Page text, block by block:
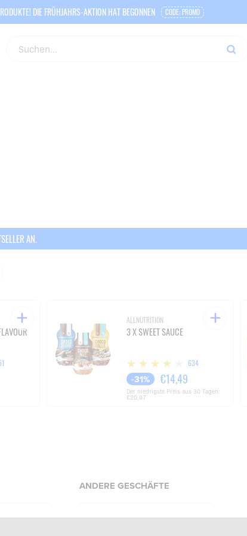
DIE FRÜHJAHRS-AKTION HAT BEGONNEN CODE: PROMO
AN.
ALLNUTRITION
3 X SWEET SAUCE
634
-31% €14,49
Der niedrigste Preis aus 30 Tagen:
€20,97
ANDERE GESCHÄFTE